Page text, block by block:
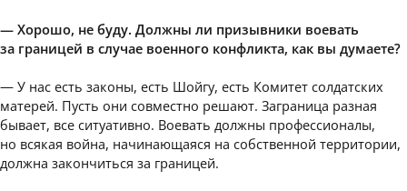
— Хорошо, не буду. Должны ли призывники воевать
за границей в случае военного конфликта, как вы думаете?
— У нас есть законы, есть Шойгу, есть Комитет солдатских
матерей. Пусть они совместно решают. Заграница разная
бывает, все ситуативно. Воевать должны профессионалы,
но всякая война, начинающаяся на собственной территории,
должна закончиться за границей.